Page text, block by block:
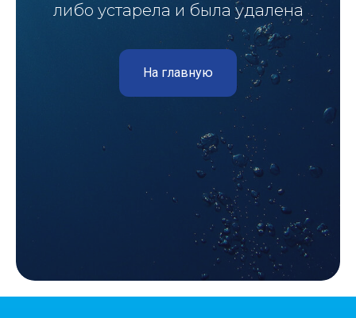
либо устарела и была удалена
На главную